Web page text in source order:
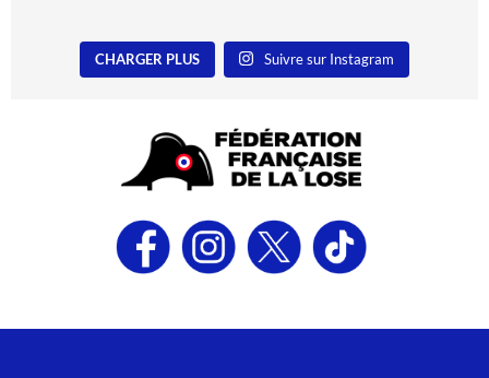
CHARGER PLUS Suivre sur Instagram